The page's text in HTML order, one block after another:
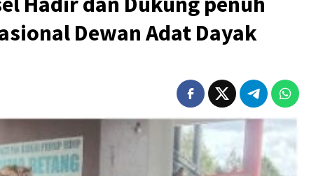
Dewan Adat Dayak